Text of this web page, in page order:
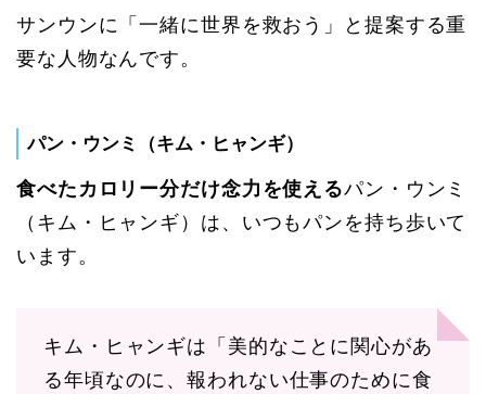
サンウンに「一緒に世界を救おう」と提案する重
要な人物なんです。
パン・ウンミ（キム・ヒャンギ）
食べたカロリー分だけ念力を使えるパン・ウンミ
（キム・ヒャンギ）は、いつもパンを持ち歩いて
います。
キム・ヒャンギは「美的なことに関心があ
る年頃なのに、報われない仕事のために食